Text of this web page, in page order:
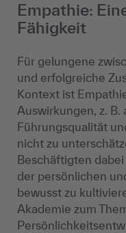
Empathie:
Fähigkeit
Für gelungene
und erfolgreiche
Kontext ist
Auswirkungen, z. B.
Führungsqualität
nicht zu
Beschäftigten
der persönlichen
bewusst zu
Akademie zum